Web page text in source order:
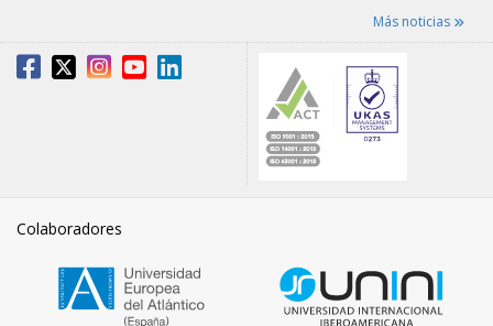
Más noticias
Colaboradores